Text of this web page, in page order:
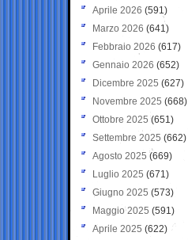
Aprile 2026 (591)
Marzo 2026 (641)
Febbraio 2026 (617)
Gennaio 2026 (652)
Dicembre 2025 (627)
Novembre 2025 (668)
Ottobre 2025 (651)
Settembre 2025 (662)
Agosto 2025 (669)
Luglio 2025 (671)
Giugno 2025 (573)
Maggio 2025 (591)
Aprile 2025 (622)